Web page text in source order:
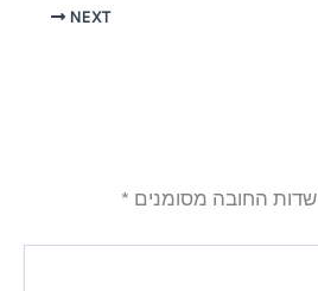
NEXT
שדות החובה מסומנים *